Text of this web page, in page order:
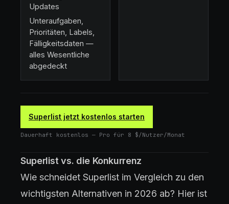
Updates
Unteraufgaben,
Prioritäten, Labels,
Fälligkeitsdaten —
alles Wesentliche
abgedeckt
Superlist jetzt kostenlos starten
Dauerhaft kostenlos — Pro für 8 $/Nutzer/Monat
Superlist vs. die Konkurrenz
Wie schneidet Superlist im Vergleich zu den
wichtigsten Alternativen in 2026 ab? Hier ist